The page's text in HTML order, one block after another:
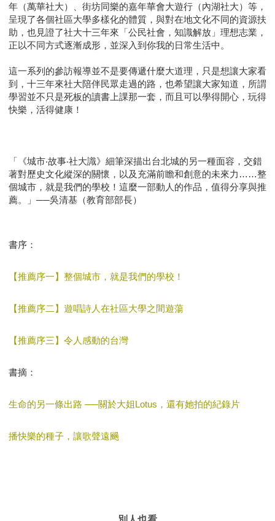
年（萬華社大）、街坊同樂的嘉年華會大遊行（內湖社大）等，
呈現了各個社區大學多樣化的體質，與對在地文化不同的資源扶
助，也見證了社大十三年來「公民社會，知識解放」理想志業，
正以不同方式逐漸成形，並深入到你我的日常生活中。
這一系列的參訪報導並不是要傳遞什麼大道理，只是想讓大家看
到，十三年來社大陪伴民眾走過的路，也希望讓大家知道，所謂
學習並不只是死板的讀書上課那一套，而且可以學得開心，玩得
快樂，活得健康！
「《城市‧故事‧社大識》細筆深描出台北城的另一種面容，交錯
著對歷史文化縱深的關懷，以及充滿前瞻和創意的未來力……整
個城市，就是我們的學校！這麼一部動人的作品，值得分享與推
薦。」──吳清基（教育部部長）
書序：
【推薦序一】整個城市，就是我們的學校！
【推薦序二】遊唱詩人在社區大學之間遊蕩
【推薦序三】令人感動的台灣
書摘：
生命的另一條出路 ──關於大姐Lotus，還有她拍的紀錄片
播快樂的種子，讓歌聲遠颺